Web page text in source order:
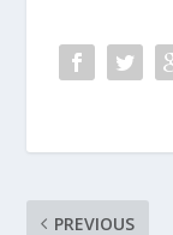
PREVIOUS